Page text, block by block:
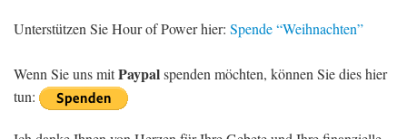
Unterstützen Sie Hour of Power hier: Spende “Weihnachten”
Wenn Sie uns mitPaypalspenden möchten, können Sie dies hier
tun: